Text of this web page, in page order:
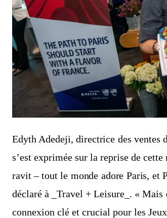
Edyth Adedeji, directrice des ventes
s’est exprimée sur la reprise de
ravit – tout le monde adore Paris, et
déclaré à _Travel + Leisure_. «
connexion clé et crucial pour les